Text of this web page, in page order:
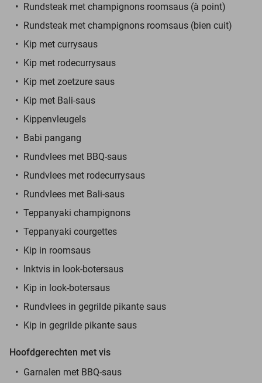
Rundsteak met champignons roomsaus (à point)
Rundsteak met champignons roomsaus (bien cuit)
Kip met currysaus
Kip met rodecurrysaus
Kip met zoetzure saus
Kip met Bali-saus
Kippenvleugels
Babi pangang
Rundvlees met BBQ-saus
Rundvlees met rodecurrysaus
Rundvlees met Bali-saus
Teppanyaki champignons
Teppanyaki courgettes
Kip in roomsaus
Inktvis in look-botersaus
Kip in look-botersaus
Rundvlees in gegrilde pikante saus
Kip in gegrilde pikante saus
Hoofdgerechten met vis
Garnalen met BBQ-saus